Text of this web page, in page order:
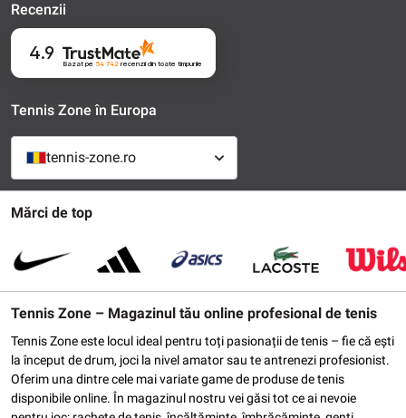
Mărci de top
Tennis Zone – Magazinul tău online profesional de tenis
Tennis Zone este locul ideal pentru toți pasionații de tenis – fie că ești
la început de drum, joci la nivel amator sau te antrenezi profesionist.
Oferim una dintre cele mai variate game de produse de tenis
disponibile online. În magazinul nostru vei găsi tot ce ai nevoie
Recenzii
4.9
Bazat pe 54 742recenziidin toate timpurile
Tennis Zone în Europa
tennis-zone.ro